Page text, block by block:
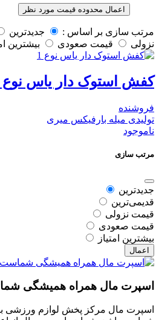
اعمال محدوده قیمت مورد نظر
مرتب سازی بر اساس : جدیدترین
نزولی
قيمت صعودی بیشترین
کفش استوک دار یاس نوع 1
فروشنده
تولیدی میله بارفیکس میری
ناموجود
مرتب سازی
جدیدترین
قدیمی‌ترین
قيمت نزولی
قيمت صعودی
بیشترین امتیاز
اعمال
اسپرت مال همراه همیشگی
اسپرت مال مرکز پخش لوازم ورزشی